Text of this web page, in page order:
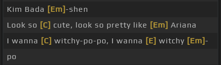
Kim Bada [Em]-shen
Look so [C] cute, look so pretty like [Em] Ariana
I wanna [C] witchy-po-po, I wanna [E] witchy [Em]-
po